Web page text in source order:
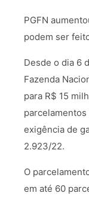
PGFN
podem ser
Desde o dia 6
Fazenda
para R$ 15
exigência de
2.923/22.
O
em até 60